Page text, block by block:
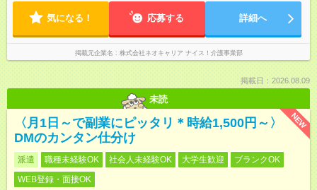
気になる！ 応募する 詳細へ
掲載元企業名 株式会社ネオキャリア ナイス！介護事業部
掲載日：2026.08.09
未読
NEW
〈月1日～で副業にピッタリ＊時給1,500円～〉
DMのカンタン仕分け
派遣 職種未経験OK 社会人未経験OK 大学生歓迎
ブランクOK
WEB登録・面接OK